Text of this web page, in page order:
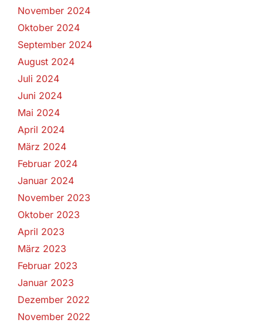
November 2024
Oktober 2024
September 2024
August 2024
Juli 2024
Juni 2024
Mai 2024
April 2024
März 2024
Februar 2024
Januar 2024
November 2023
Oktober 2023
April 2023
März 2023
Februar 2023
Januar 2023
Dezember 2022
November 2022